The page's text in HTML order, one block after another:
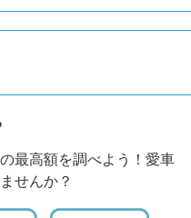
最高額を調べよう！愛車
せんか？